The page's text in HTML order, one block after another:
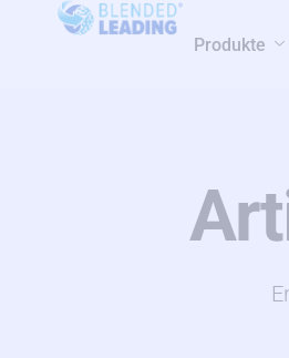
Produkte